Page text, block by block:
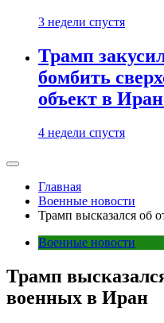
3 недели спустя
Трамп
бомбить
объект в
4 недели спустя
Главная
Военные новости
Трамп высказался об
Военные новости
Трамп
военных в Иран